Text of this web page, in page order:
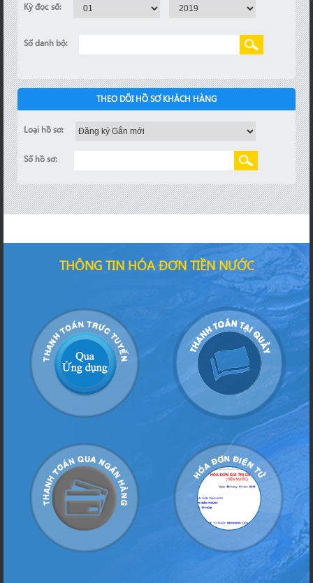
Kỳ đọc số:
Số danh bộ:
THEO DÕI HỒ SƠ KHÁCH HÀNG
Loại hồ sơ:
Số hồ sơ:
THÔNG TIN HÓA ĐƠN TIỀN NƯỚC